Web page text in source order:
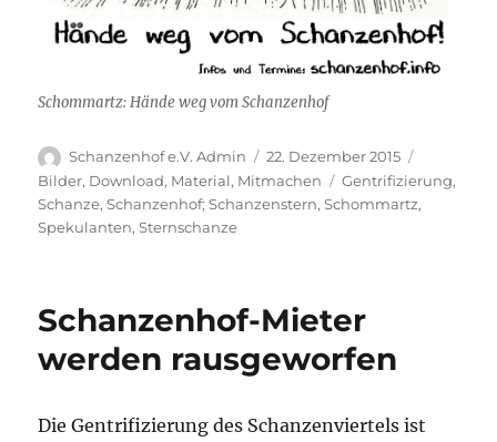
Schommartz: Hände weg vom Schanzenhof
Autor
Schanzenhof e.V. Admin
Veröffentlicht
am
22. Dezember 2015
Bilder, Download, Material, Mitmachen Schlagwörter
Gentrifizierung,
Schanze,Schanzenhof; Schanzenstern,Schommartz,
Spekulanten,Sternschanze
Schanzenhof-Mieter
werden rausgeworfen
Die Gentrifizierung des Schanzenviertels ist